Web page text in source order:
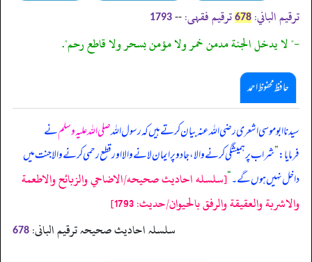
ترقیم الباني: 678 ترقیم فقہی: --
1793
-" لا يدخل الجنة مدمن خمر ولا مؤمن بسحر ولا قاطع رحم".
حافظ محفوظ احمد
سیدنا ابوموسی اشعری رضی اللہ عنہ بیان کرتے ہیں کہ رسول اللہصلی اللہ علیہ وسلمنے
فرمایا:”شراب پر ہمیشگی کرنے والا، جادو پر ایمان لانے والا اور قطع رحمی کرنے والا جنت میں
داخل نہیں ہوں گے۔“[سلسله احاديث صحيحه/الاضاحي والزبائح والاطعمة
والاشربة والعقيقة والرفق بالحيوان/حدیث: 1793]
سلسلہ احادیث صحیحہ ترقیم البانی: 678